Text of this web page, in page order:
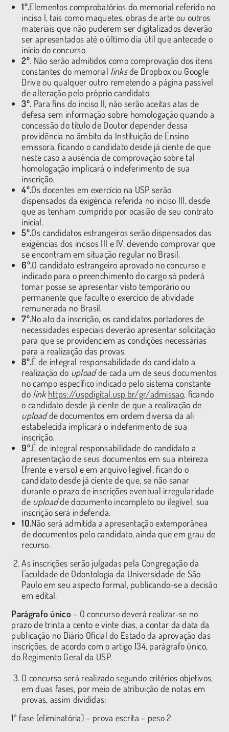
1º.Elementos comprobatórios do memorial referido no
inciso I, tais como maquetes, obras de arte ou outros
materiais que não puderem ser digitalizados deverão
ser apresentados até o último dia útil que antecede o
início do concurso.
2º. Não serão admitidos como comprovação dos itens
constantes do memorial linksde Dropbox ou Google
Drive ou qualquer outro remetendo a página passível
de alteração pelo próprio candidato.
3º. Para fins do inciso II, não serão aceitas atas de
defesa sem informação sobre homologação quando a
concessão do título de Doutor depender dessa
providência no âmbito da Instituição de Ensino
emissora, ficando o candidato desde já ciente de que
neste caso a ausência de comprovação sobre tal
homologação implicará o indeferimento de sua
inscrição.
4º.Os docentes em exercício na USP serão
dispensados da exigência referida no inciso III, desde
que as tenham cumprido por ocasião de seu contrato
inicial.
5º.Os candidatos estrangeiros serão dispensados das
exigências dos incisos III e IV, devendo comprovar que
se encontram em situação regular no Brasil.
6º.O candidato estrangeiro aprovado no concurso e
indicado para o preenchimento do cargo só poderá
tomar posse se apresentar visto temporário ou
permanente que faculte o exercício de atividade
remunerada no Brasil.
7º.No ato da inscrição, os candidatos portadores de
necessidades especiais deverão apresentar solicitação
para que se providenciem as condições necessárias
para a realização das provas.
8º.É de integral responsabilidade do candidato a
realização do uploadde cada um de seus documentos
no campo específico indicado pelo sistema constante
do link https://uspdigital.usp.br/gr/admissao, ficando
o candidato desde já ciente de que a realização de
uploadde documentos em ordem diversa da ali
estabelecida implicará o indeferimento de sua
inscrição.
9º.É de integral responsabilidade do candidato a
apresentação de seus documentos em sua inteireza
(frente e verso) e em arquivo legível, ficando o
candidato desde já ciente de que, se não sanar
durante o prazo de inscrições eventual irregularidade
de uploadde documento incompleto ou ilegível, sua
inscrição será indeferida.
10.Não será admitida a apresentação extemporânea
de documentos pelo candidato, ainda que em grau de
recurso.
As inscrições serão julgadas pela Congregação da
Faculdade de Odontologia da Universidade de São
Paulo em seu aspecto formal, publicando-se a decisão
em edital.
Parágrafo único – O concurso deverá realizar-se no
prazo de trinta a cento e vinte dias, a contar da data da
publicação no Diário Oficial do Estado da aprovação das
inscrições, de acordo com o artigo 134, parágrafo único,
do Regimento Geral da USP.
O concurso será realizado segundo critérios objetivos,
em duas fases, por meio de atribuição de notas em
provas, assim divididas:
1ª fase (eliminatória) – prova escrita – peso 2